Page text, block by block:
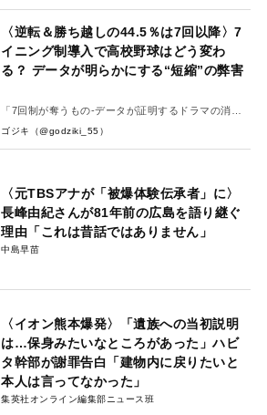
〈逆転＆勝ち越しの44.5％は7回以降〉7
イニング制導入で高校野球はどう変わ
る？ データが明らかにする“短縮”の弊害
「7回制が奪うもの-データが証明するドラマの消
失-」
ゴジキ（@godziki_55）
〈元TBSアナが「被爆体験伝承者」に〉
長峰由紀さんが81年前の広島を語り継ぐ
理由「これは昔話ではありません」
中島早苗
〈イオン熊本爆発〉「遺族への当初説明
は…保身みたいなところがあった」ハビ
タ幹部が謝罪告白「建物内に戻りたいと
本人は言ってなかった」
集英社オンライン編集部ニュース班